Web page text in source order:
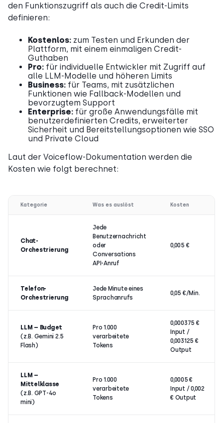
den Funktionszugriff als auch die Credit-Limits
definieren:
Kostenlos: zum Testen und Erkunden der
Plattform, mit einem einmaligen Credit-
Guthaben
Pro: für individuelle Entwickler mit Zugriff auf
alle LLM-Modelle und höheren Limits
Business: für Teams, mit zusätzlichen
Funktionen wie Fallback-Modellen und
bevorzugtem Support
Enterprise: für große Anwendungsfälle mit
benutzerdefinierten Credits, erweiterter
Sicherheit und Bereitstellungsoptionen wie SSO
und Private Cloud
Laut der Voiceflow-Dokumentation werden die
Kosten wie folgt berechnet:
Kategorie Was es auslöst Kosten
Chat-
Orchestrierung
Jede
Benutzernachricht
oder
Conversations
API-Anruf
0,005 €
Telefon-
Orchestrierung
Jede Minute eines
Sprachanrufs
0,05 €/Min.
LLM – Budget
(z.B. Gemini 2.5
Flash)
Pro 1.000
verarbeitete
Tokens
0,000375 €
Input /
0,003125 €
Output
LLM –
Mittelklasse
(z.B. GPT-4o
mini)
Pro 1.000
verarbeitete
Tokens
0,0005 €
Input / 0,002
€ Output